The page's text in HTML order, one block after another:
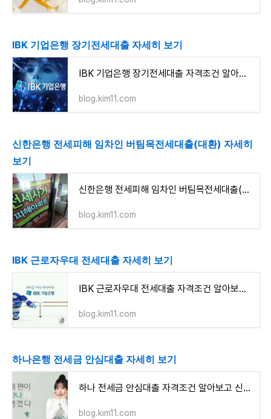
IBK 기업은행 장기전세대출 자세히 보기
IBK 기업은행 장기전세대출 자격조건 알아보고 신청하기(최대 4억 4,400만원이하)
blog.kim11.com
신한은행 전세피해 임차인 버팀목전세대출(대환) 자세히
보기
신한은행 전세피해 임차인 버팀목전세대출(대환) 자격조건 알아보고 신청하기(최대 4억원까지)
blog.kim11.com
IBK 근로자우대 전세대출 자세히 보기
IBK 근로자우대 전세대출 자격조건 알아보고 신청하기(최대 1억원까지)
blog.kim11.com
하나은행 전세금 안심대출 자세히 보기
하나 전세금 안심대출 자격조건 알아보고 신청하기(최대 4억원 이내)
blog.kim11.com